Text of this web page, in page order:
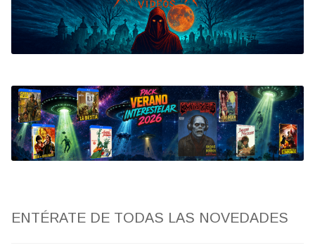
Bluray
Clasificada S
artwork
fantaterror
Jesús Franco
ENTÉRATE DE TODAS LAS NOVEDADES